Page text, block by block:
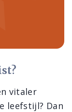
vitaler
leefstijl? Dan